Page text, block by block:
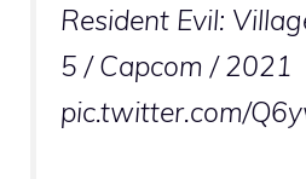
Resident Evil:
5 / Capcom / 2021
pic.twitter.com/